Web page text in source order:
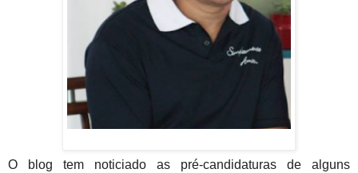
O blog tem noticiado as pré-candidaturas de alguns